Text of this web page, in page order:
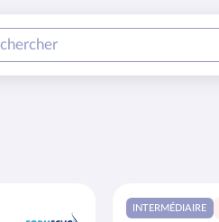
INTERMÉDIAIRE